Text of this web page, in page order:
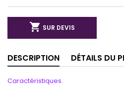
 SUR DEVIS
DESCRIPTION DÉTAILS DU
Caractéristiques.